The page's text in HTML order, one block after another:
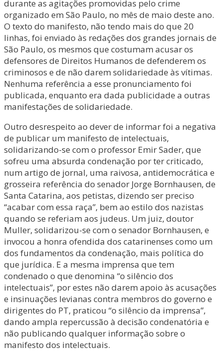
durante as agitações promovidas pelo crime
organizado em São Paulo, no mês de maio deste ano.
O texto do manifesto, não tendo mais do que 20
linhas, foi enviado às redações dos grandes jornais de
São Paulo, os mesmos que costumam acusar os
defensores de Direitos Humanos de defenderem os
criminosos e de não darem solidariedade às vítimas.
Nenhuma referência a esse pronunciamento foi
publicada, enquanto era dada publicidade a outras
manifestações de solidariedade.
Outro desrespeito ao dever de informar foi a negativa
de publicar um manifesto de intelectuais,
solidarizando-se com o professor Emir Sader, que
sofreu uma absurda condenação por ter criticado,
num artigo de jornal, uma raivosa, antidemocrática e
grosseira referência do senador Jorge Bornhausen, de
Santa Catarina, aos petistas, dizendo ser preciso
“acabar com essa raça”, bem ao estilo dos nazistas
quando se referiam aos judeus. Um juiz, doutor
Muller, solidarizou-se com o senador Bornhausen, e
invocou a honra ofendida dos catarinenses como um
dos fundamentos da condenação, mais política do
que jurídica. E a mesma imprensa que tem
condenado o que denomina “o silêncio dos
intelectuais”, por estes não darem apoio às acusações
e insinuações levianas contra membros do governo e
dirigentes do PT, praticou “o silêncio da imprensa”,
dando ampla repercussão à decisão condenatória e
não publicando qualquer informação sobre o
manifesto dos intelectuais.